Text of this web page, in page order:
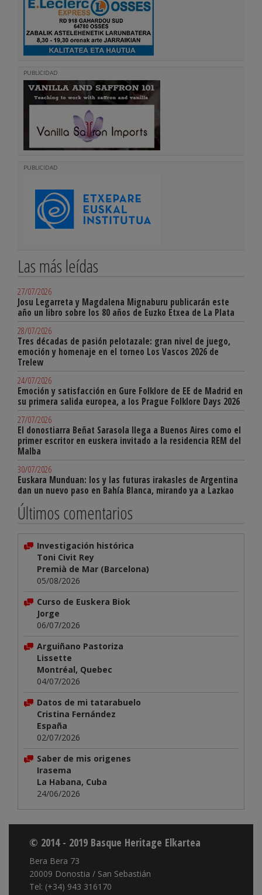
PUBLICIDAD
PUBLICIDAD
Las más leídas
27/07/2026
Josu Legarreta y Magdalena Mignaburu publicarán este
año un libro sobre los 80 años de Euzko Etxea de La Plata
28/07/2026
Tres décadas de pasión pelotazale: gran nivel de juego,
emoción y homenaje en el torneo Los Vascos 2026 de
Trelew
24/07/2026
Emoción y satisfacción en Gure Folklore de EE de Madrid en
su primera salida europea, a los Prague Folklore Days 2026
27/07/2026
El donostiarra Beñat Sarasola llega a Buenos Aires como el
primer escritor en euskera invitado a la residencia REM del
Malba
30/07/2026
Euskara Munduan: los y las futuras irakasles de Argentina
dan un nuevo paso en Bahía Blanca, mirando ya a Lazkao
Últimos comentarios
Investigación histórica
Toni Civit Rey
Premià de Mar (Barcelona)
05/08/2026
Curso de Euskera Biok
Jorge
06/07/2026
Arguiñano Pastoriza
Lissette
Montréal, Quebec
04/07/2026
Datos de mi tatarabuelo
Cristina Fernández
España
02/07/2026
Saber de mis origenes
Irasema
La Habana, Cuba
24/06/2026
© 2014 - 2019 Basque Heritage Elkartea
Bera Bera 73
20009 Donostia / San Sebastián
Tel: (+34) 943 316170